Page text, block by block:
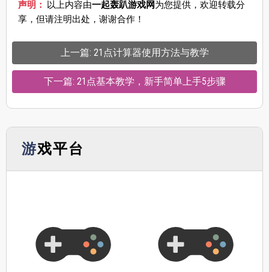
声明： 以上内容由一起轰趴游戏网为您提供，欢迎转载分
享，但请注明出处，谢谢合作！
上一篇: 21点计算器使用方法与教学
下一篇: 21点基本教学，新手简单上手5步骤
游戏平台